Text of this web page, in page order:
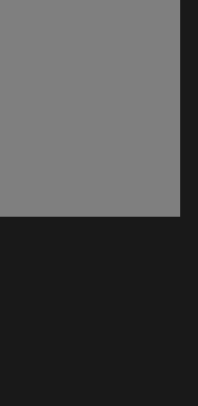
ventana)
ventana)